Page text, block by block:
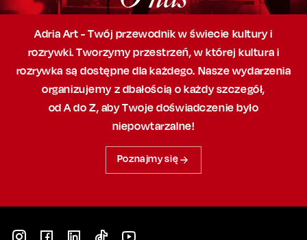
Adria Art - Twój przewodnik w świecie kultury i
rozrywki. Tworzymy przestrzeń,w której kultura i
rozrywka są dostępne dla każdego. Nasze wydarzenia
organizujemy z dbałością o każdy szczegół,
od A do Z, abyTwoje doświadczenie było
niepowtarzalne!
Poznajmy się